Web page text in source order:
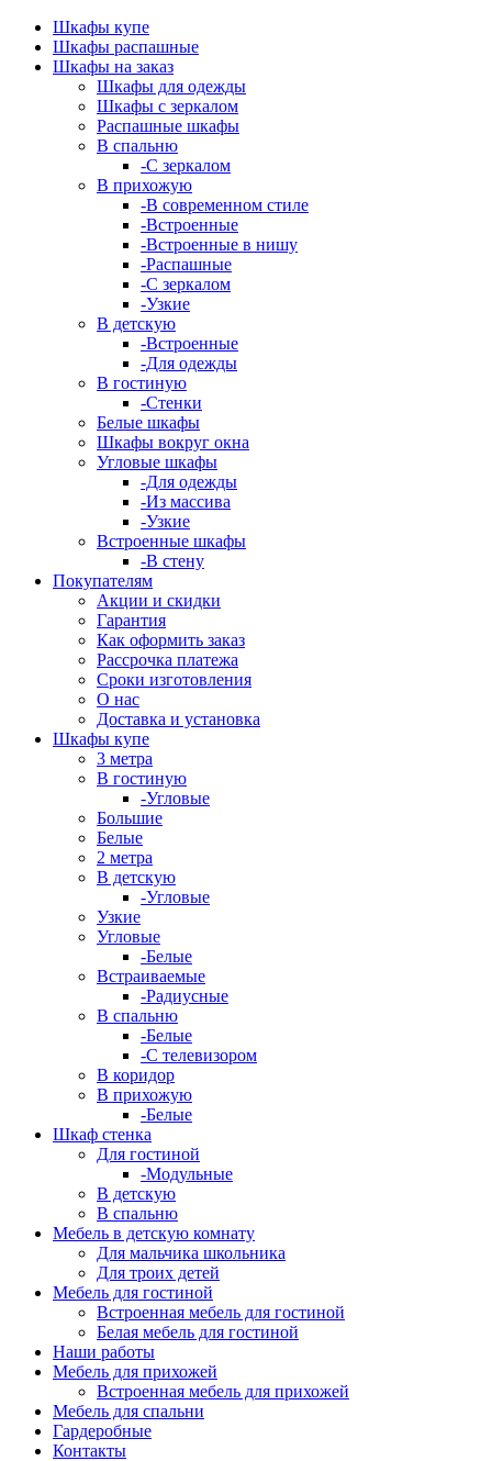
Шкафы купе
Шкафы распашные
Шкафы на заказ
Шкафы для одежды
Шкафы с зеркалом
Распашные шкафы
В спальню
-С зеркалом
В прихожую
-В современном стиле
-Встроенные
-Встроенные в нишу
-Распашные
-С зеркалом
-Узкие
В детскую
-Встроенные
-Для одежды
В гостиную
-Стенки
Белые шкафы
Шкафы вокруг окна
Угловые шкафы
-Для одежды
-Из массива
-Узкие
Встроенные шкафы
-В стену
Покупателям
Акции и скидки
Гарантия
Как оформить заказ
Рассрочка платежа
Сроки изготовления
О нас
Доставка и установка
Шкафы купе
3 метра
В гостиную
-Угловые
Большие
Белые
2 метра
В детскую
-Угловые
Узкие
Угловые
-Белые
Встраиваемые
-Радиусные
В спальню
-Белые
-С телевизором
В коридор
В прихожую
-Белые
Шкаф стенка
Для гостиной
-Модульные
В детскую
В спальню
Мебель в детскую комнату
Для мальчика школьника
Для троих детей
Мебель для гостиной
Встроенная мебель для гостиной
Белая мебель для гостиной
Наши работы
Мебель для прихожей
Встроенная мебель для прихожей
Мебель для спальни
Гардеробные
Контакты